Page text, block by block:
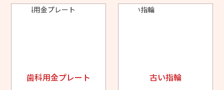
歯科用金プレート 古い指輪